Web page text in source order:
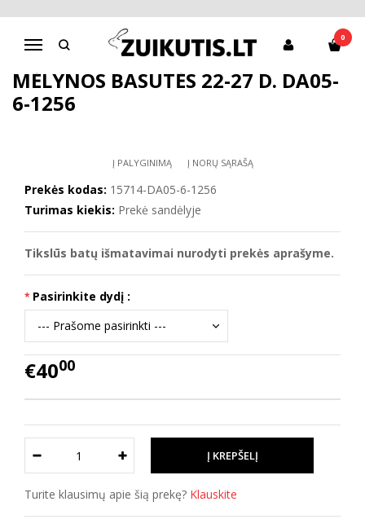
Navigacija
0
Pagrindinis
D.D.Step batai berniukams
Mėlynos basutės 22-27 d. DA05-6-1256
MĖLYNOS BASUTĖS 22-27 D. DA05-
6-1256
Į PALYGINIMĄ Į NORŲ SĄRAŠĄ
Prekės kodas: 15714-DA05-6-1256
Turimas kiekis: Prekė sandėlyje
Tikslūs batų išmatavimai nurodyti prekės aprašyme.
Pasirinkite dydį :
€4000
Turite klausimų apie šią prekę? Klauskite